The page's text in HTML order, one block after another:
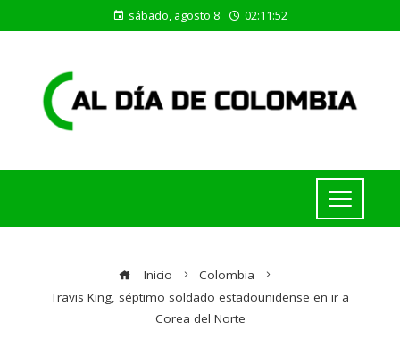
sábado, agosto 8 02:11:53
Inicio
Colombia
Travis King, séptimo soldado estadounidense en ir a
Corea del Norte